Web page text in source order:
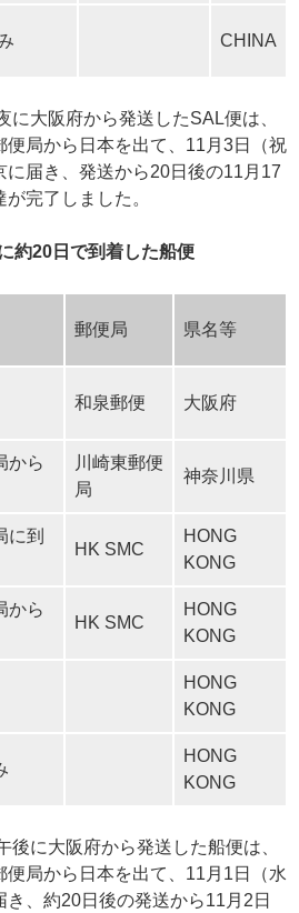
CHINA
に大阪府から発送したSAL便は、
便局から日本を出て、11月3日（祝
に届き、発送から20日後の11月17
完了しました。
約20日で到着した船便
郵便局 県名等
和泉郵便 大阪府
から
川崎東郵便
局
神奈川県
に到
HK SMC
HONG
KONG
から
HK SMC
HONG
KONG
HONG
KONG
HONG
KONG
後に大阪府から発送した船便は、
局から日本を出て、11月1日（水
、約20日後の発送から11月2日